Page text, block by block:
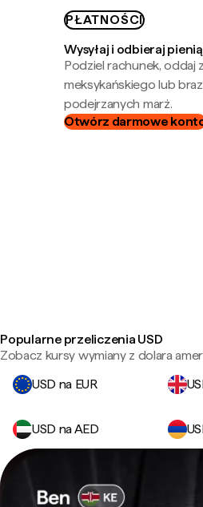
PŁATNOŚCI
Wysyłaj i odbieraj
Podziel rachunek, oddaj
meksykańskiego lub
podejrzanych marż.
Otwórz darmowe
Popularne przeliczenia USD
Zobacz kursy wymiany z dolara
USD na EUR
USD na AED